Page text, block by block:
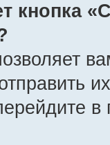
кнопка
в